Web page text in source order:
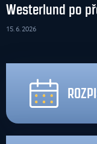
Westerlund po
15. 6. 2026